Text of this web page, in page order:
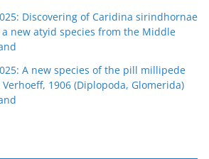
Discovering of Caridina sirindhornae
a new atyid species from the Middle
A new species of the pill millipede
1906 (Diplopoda, Glomerida)